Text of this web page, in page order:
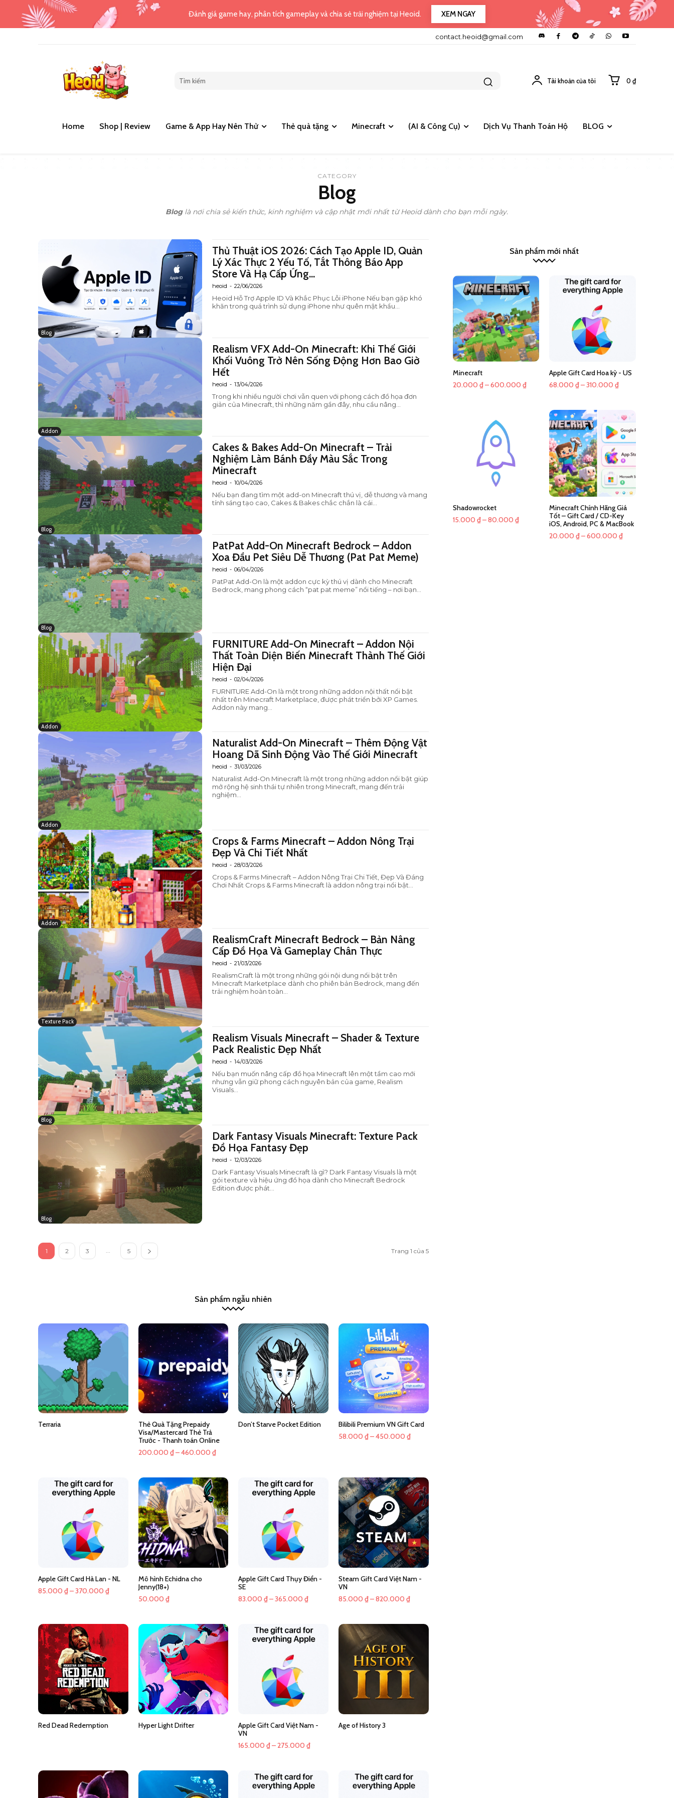
Đánh giá game hay, phân tích gameplay và chia sẻ trải nghiệm tại Heoid. XEM NGAY
contact.heoid@gmail.com
Tài khoản của tôi 0 ₫
Home Shop | Review Game & App Hay Nên Thử Thẻ quà tặng Minecraft (AI & Công Cụ) Dịch Vụ Thanh Toán Hộ BLOG
CATEGORY
Blog
Bloglà nơi chia sẻ kiến thức, kinh nghiệm và cập nhật mới nhất từ Heoid dành cho bạn mỗi ngày.
Blog
Thủ Thuật iOS 2026: Cách Tạo Apple ID, Quản
Lý Xác Thực 2 Yếu Tố, Tắt Thông Báo App
Store Và Hạ Cấp Ứng...
heoid - 22/06/2026
Heoid Hỗ Trợ Apple ID Và Khắc Phục Lỗi iPhone Nếu bạn gặp khó
khăn trong quá trình sử dụng iPhone như quên mật khẩu...
Addon
Realism VFX Add-On Minecraft: Khi Thế Giới
Khối Vuông Trở Nên Sống Động Hơn Bao Giờ
Hết
heoid - 13/04/2026
Trong khi nhiều người chơi vẫn quen với phong cách đồ họa đơn
giản của Minecraft, thì những năm gần đây, nhu cầu nâng...
Blog
Cakes & Bakes Add-On Minecraft – Trải
Nghiệm Làm Bánh Đầy Màu Sắc Trong
Minecraft
heoid - 10/04/2026
Nếu bạn đang tìm một add-on Minecraft thú vị, dễ thương và mang
tính sáng tạo cao, Cakes & Bakes chắc chắn là cái...
Blog
PatPat Add-On Minecraft Bedrock – Addon
Xoa Đầu Pet Siêu Dễ Thương (Pat Pat Meme)
heoid - 06/04/2026
PatPat Add-On là một addon cực kỳ thú vị dành cho Minecraft
Bedrock, mang phong cách “pat pat meme” nổi tiếng – nơi bạn...
Addon
FURNITURE Add-On Minecraft – Addon Nội
Thất Toàn Diện Biến Minecraft Thành Thế Giới
Hiện Đại
heoid - 02/04/2026
FURNITURE Add-On là một trong những addon nội thất nổi bật
nhất trên Minecraft Marketplace, được phát triển bởi XP Games.
Addon này mang...
Addon
Naturalist Add-On Minecraft – Thêm Động Vật
Hoang Dã Sinh Động Vào Thế Giới Minecraft
heoid - 31/03/2026
Naturalist Add-On Minecraft là một trong những addon nổi bật giúp
mở rộng hệ sinh thái tự nhiên trong Minecraft, mang đến trải
nghiệm...
Addon
Crops & Farms Minecraft – Addon Nông Trại
Đẹp Và Chi Tiết Nhất
heoid - 28/03/2026
Crops & Farms Minecraft – Addon Nông Trại Chi Tiết, Đẹp Và Đáng
Chơi Nhất Crops & Farms Minecraft là addon nông trại nổi bật...
Texture Pack
RealismCraft Minecraft Bedrock – Bản Nâng
Cấp Đồ Họa Và Gameplay Chân Thực
heoid - 21/03/2026
RealismCraft là một trong những gói nội dung nổi bật trên
Minecraft Marketplace dành cho phiên bản Bedrock, mang đến
trải nghiệm hoàn toàn...
Blog
Realism Visuals Minecraft – Shader & Texture
Pack Realistic Đẹp Nhất
heoid - 14/03/2026
Nếu bạn muốn nâng cấp đồ họa Minecraft lên một tầm cao mới
nhưng vẫn giữ phong cách nguyên bản của game, Realism
Visuals...
Blog
Dark Fantasy Visuals Minecraft: Texture Pack
Đồ Họa Fantasy Đẹp
heoid - 12/03/2026
Dark Fantasy Visuals Minecraft là gì? Dark Fantasy Visuals là một
gói texture và hiệu ứng đồ họa dành cho Minecraft Bedrock
Edition được phát...
1 2 3 5 Trang 1 của 5
Sản phẩm ngẫu nhiên
Terraria
Thẻ Quà Tặng Prepaidy
Visa/Mastercard Thẻ Trả
Trước - Thanh toán Online
200.000 ₫–460.000 ₫Khoảng
200.000 ₫
đến
460.000 ₫
Don’t Starve Pocket Edition
Bilibili Premium VN Gift Card
58.000 ₫–450.000 ₫Khoảng
đến
450.000 ₫
Apple Gift Card Hà Lan - NL
85.000 ₫–370.000 ₫Khoảng
85.000 ₫
đến
370.000 ₫
Mô hình Echidna cho
Jenny(18+)
50.000 ₫
Apple Gift Card Thụy Điển -
SE
83.000₫–365.000₫Khoảng
83.000 ₫
đến
Steam Gift Card Việt Nam -
VN
85.000 ₫–820.000 ₫Khoảng
820.000 ₫
Red Dead Redemption Hyper Light Drifter
Apple Gift Card Việt Nam -
VN
165.000₫–275.000₫Khoảng
165.000 ₫
đến
Age of History 3
Sản phẩm mới nhất
Minecraft
20.000 ₫–600.000 ₫Khoảng
20.000 ₫
600.000 ₫
Apple Gift Card Hoa kỳ - US
68.000₫–310.000₫Khoảng
68.000 ₫
đến
310.000 ₫
Shadowrocket
15.000 ₫–80.000 ₫Khoảng
Minecraft Chính Hãng Giá
Tốt – Gift Card / CD-Key
iOS, Android, PC & MacBook
20.000₫–600.000₫Khoảng